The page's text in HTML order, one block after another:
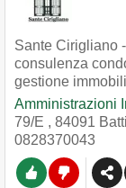
Sante Cirigliano
consulenza
gestione
Amministrazioni
79/E , 84091
0828370043